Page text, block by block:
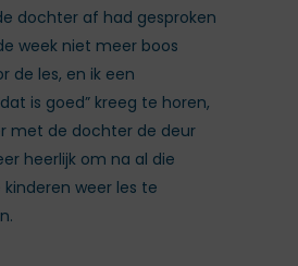
dochter af had gesproken
week niet meer boos
de les, en ik een
is goed” kreeg te horen,
met de dochter de deur
heerlijk om na al die
kinderen weer les te